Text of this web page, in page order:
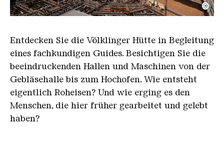
Der Erzschrägaufzug der Völklinger Hütte mit
Copyright: Weltkulturerbe Völklinger Hütte | Karl
©
Entdecken Sie die Völklinger Hütte in Begleitung
eines fachkundigen Guides. Besichtigen Sie die
beeindruckenden Hallen und Maschinen von der
Gebläsehalle bis zum Hochofen. Wie entsteht
eigentlich Roheisen? Und wie erging es den
Menschen, die hier früher gearbeitet und gelebt
haben?